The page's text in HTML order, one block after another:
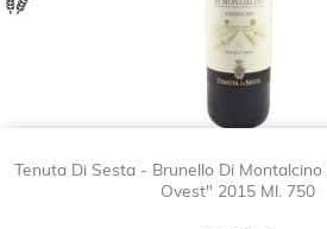
Tenuta Di Sesta - Brunello Di
Ovest" 2015 Ml. 750